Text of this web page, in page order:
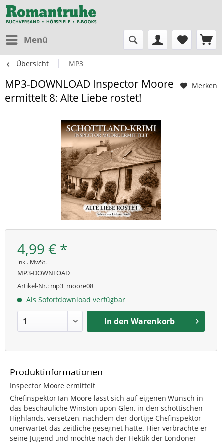
Menü
Übersicht MP3
Merken
MP3-DOWNLOAD Inspector Moore
ermittelt 8: Alte Liebe rostet!
4,99 € *
inkl. MwSt.
MP3-DOWNLOAD
Artikel-Nr.: mp3_moore08
Als Sofortdownload verfügbar
In den Warenkorb
Produktinformationen
Inspector Moore ermittelt
Chefinspektor Ian Moore lässt sich auf eigenen Wunsch in
das beschauliche Winston upon Glen, in den schottischen
Highlands, versetzen, nachdem der dortige Chefinspektor
unerwartet das zeitliche gesegnet hatte. Hier verbrachte er
seine Jugend und möchte nach der Hektik der Londoner